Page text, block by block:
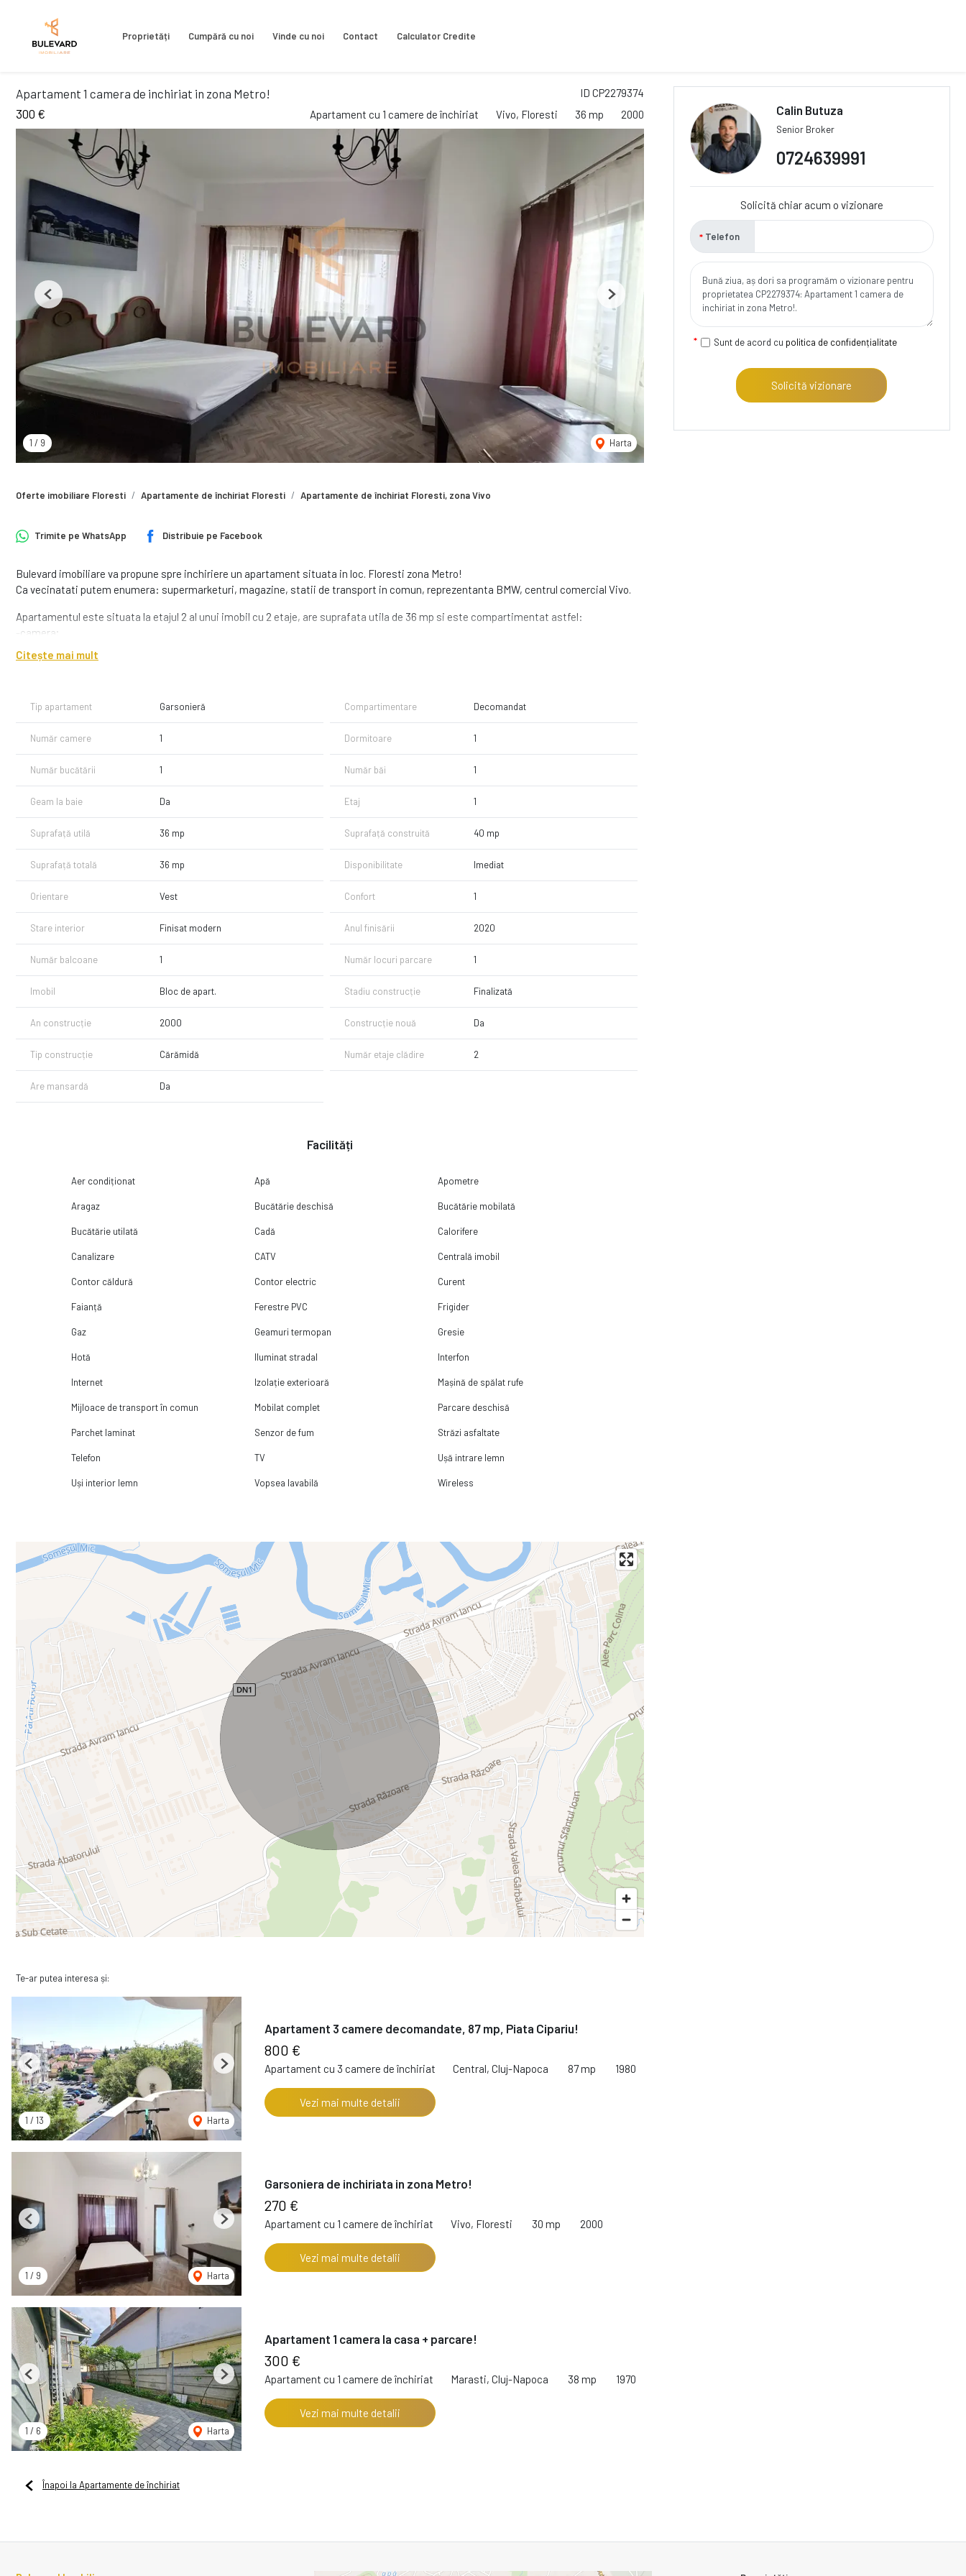
Proprietăți Cumpără cu noi Vinde cu noi Contact Calculator Credite
ID CP2279374
Apartament 1 camera de inchiriat in zona Metro!
300 €
Apartament cu 1 camere de închiriat Vivo, Floresti 36 mp 2000
1 / 9 Harta
Previous Next
Oferte imobiliare Floresti Apartamente de închiriat Floresti Apartamente de închiriat Floresti, zona Vivo
Trimite pe WhatsApp Distribuie pe Facebook
Bulevard imobiliare va propune spre inchiriere un apartament situata in loc. Floresti zona Metro!
Ca vecinatati putem enumera: supermarketuri, magazine, statii de transport in comun, reprezentanta BMW, centrul comercial Vivo.
Apartamentul este situata la etajul 2 al unui imobil cu 2 etaje, are suprafata utila de 36 mp si este compartimentat astfel:
-camera;
-bucatarie
-baie;
Daca se doreste se poate opta contra cost si pentru inchirierea unui loc de parcare exterior.
contorizate separat, inclusiv contor pentru incalzire.
Se inchiriaza mobilat si utilat fiind disponibil imediat.
Citește mai mult
Tip apartament Garsonieră Compartimentare Decomandat
Număr camere 1 Dormitoare 1
Număr bucătării 1 Număr băi 1
Geam la baie Da Etaj 1
Suprafață utilă 36 mp Suprafață construită 40 mp
Suprafață totală 36 mp Disponibilitate Imediat
Orientare Vest Confort 1
Stare interior Finisat modern Anul finisării 2020
Număr balcoane 1 Număr locuri parcare 1
Imobil Bloc de apart. Stadiu construcție Finalizată
An construcție 2000 Construcție nouă Da
Tip construcție Cărămidă Număr etaje clădire 2
Are mansardă Da
Facilități
Aer condiționat Apă Apometre
Aragaz Bucătărie deschisă Bucătărie mobilată
Bucătărie utilată Cadă Calorifere
Canalizare CATV Centrală imobil
Contor căldură Contor electric Curent
Faianță Ferestre PVC Frigider
Gaz Geamuri termopan Gresie
Hotă Iluminat stradal Interfon
Internet Izolație exterioară Mașină de spălat rufe
Mijloace de transport în comun Mobilat complet Parcare deschisă
Parchet laminat Senzor de fum Străzi asfaltate
Telefon TV Ușă intrare lemn
Uși interior lemn Vopsea lavabilă Wireless
Calin Butuza
Senior Broker
0724639991
Solicită chiar acum o vizionare
Telefon
Sunt de acord cu politica de confidențialitate
Solicită vizionare
Te-ar putea interesa și:
1 / 13 Harta
Previous Next
Apartament 3 camere decomandate, 87 mp, Piata Cipariu!
800 €
Apartament cu 3 camere de închiriat Central, Cluj-Napoca 87 mp 1980
Vezi mai multe detalii
1 / 9 Harta
Previous Next
Garsoniera de inchiriata in zona Metro!
270 €
Apartament cu 1 camere de închiriat Vivo, Floresti 30 mp 2000
Vezi mai multe detalii
1 / 6 Harta
Previous Next
Apartament 1 camera la casa + parcare!
300 €
Apartament cu 1 camere de închiriat Marasti, Cluj-Napoca 38 mp 1970
Vezi mai multe detalii
Înapoi la Apartamente de închiriat